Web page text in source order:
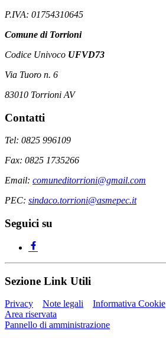
P.IVA: 01754310645
Comune di Torrioni
Codice Univoco UFVD73
Via Tuoro n. 6
83010 Torrioni AV
Contatti
Tel: 0825 996109
Fax: 0825 1735266
Email: comuneditorrioni@gmail.com
PEC: sindaco.torrioni@asmepec.it
Seguici su
Sezione Link Utili
Privacy Note legali
Informativa Cookie
Area riservata
Pannello di amministrazione